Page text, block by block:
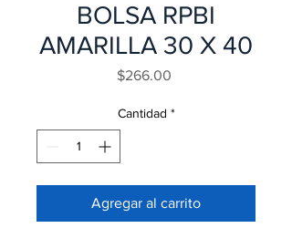
BOLSA RPBI
AMARILLA 30 X 40
$266.00Precio
Cantidad *
Agregar al carrito